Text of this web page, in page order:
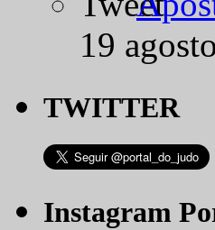
19
TWITTER
Instagram